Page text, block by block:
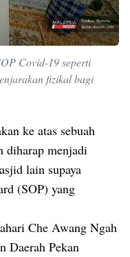
Covid-19 seperti
fizikal bagi
ke atas sebuah
diharap menjadi
lain supaya
(SOP) yang
Che Awang Ngah
Daerah Pekan